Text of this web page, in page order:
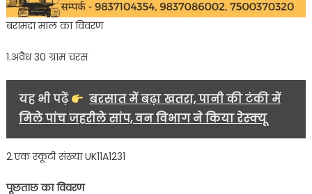
बरामदा माल का विवरण
1.अवैध 30 ग्राम चरस
यह भी पढ़ें
बरसात में बढ़ा खतरा, पानी की टंकी में
मिले पांच जहरीले सांप, वन विभाग ने किया रेस्क्यू
2.एक स्कूटी संख्या UK11A1231
पूछताछ का विवरण